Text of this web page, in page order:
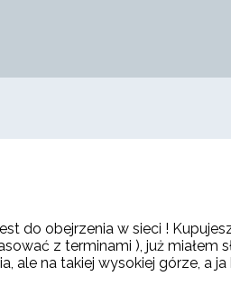
do obejrzenia w sieci !
z terminami ), już miałem
na takiej wysokiej górze, a